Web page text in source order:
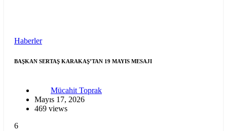
Haberler
BAŞKAN SERTAŞ KARAKAŞ’TAN 19 MAYIS MESAJI
Mücahit Toprak
Mayıs 17, 2026
469 views
6